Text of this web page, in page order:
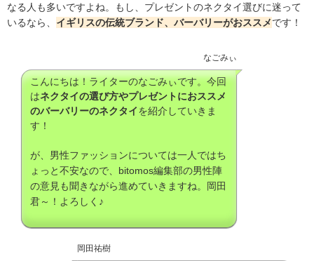
なる人も多いですよね。もし、プレゼントのネクタイ選びに迷って
いるなら、 イギリスの伝統ブランド、バーバリーがおススメです！
なごみぃ
こんにちは！ライターのなごみぃです。今回
はネクタイの選び方やプレゼントにおススメ
のバーバリーのネクタイを紹介していきま
す！
が、男性ファッションについては一人ではち
ょっと不安なので、bitomos編集部の男性陣
の意見も聞きながら進めていきますね。岡田
君～！よろしく♪
岡田祐樹